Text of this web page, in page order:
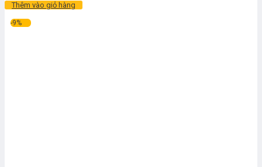
Thêm vào giỏ hàng
-9%